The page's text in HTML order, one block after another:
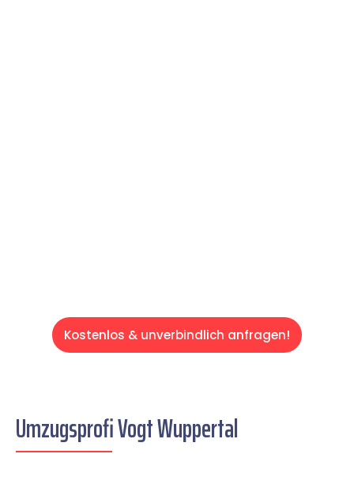
Kostenlos & unverbindlich anfragen!
Umzugsprofi Vogt Wuppertal